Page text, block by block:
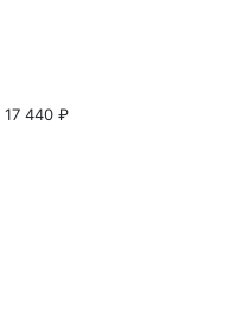
17 440 ₽